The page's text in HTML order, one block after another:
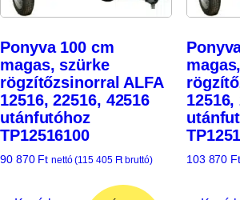
Ponyva 100 cm
magas, szürke
rögzítőzsinorral ALFA
12516, 22516, 42516
utánfutóhoz
TP12516100
90 870 Ft nettó (115 405 Ftbruttó)
12516,
103 870 Ft